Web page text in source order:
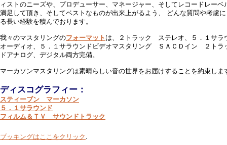
ィストのニーズや、プロデューサー、マネージャー、そしてレコードレーベ
満足して頂き、そしてベストなものが出来上がるよう、 どんな質問や考慮
る長い経験を積んでおります。
我々のマスタリングのフォーマット は、２トラック ステレオ、５．１サラ
オーディオ、５．１サラウンドビデオマスタリング ＳＡＣＤイン ２トラ
ドアナログ、デジタル両方完備。
マーカソンマスタリングは素晴らしい音の世界をお届けすることを約束しま
ディスコグラフィー：
スティーブン マーカソン
５．１サラウンド
フィルム＆ＴＶ サウンドトラック
ブッキングはここをクリック .